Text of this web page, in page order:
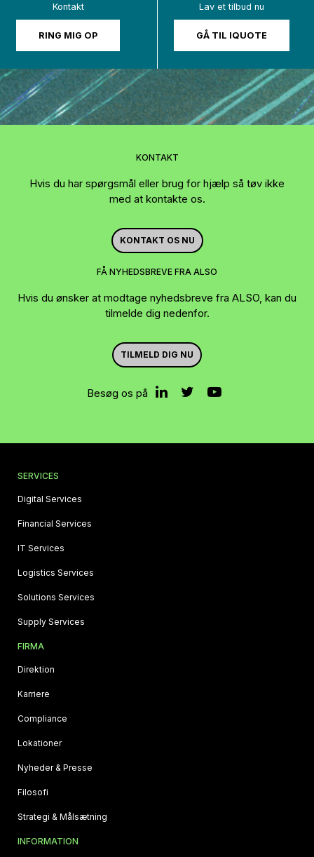
Kontakt
RING MIG OP
Lav et tilbud nu
GÅ TIL IQUOTE
KONTAKT
Hvis du har spørgsmål eller brug for hjælp så tøv ikke
med at kontakte os.
KONTAKT OS NU
FÅ NYHEDSBREVE FRA ALSO
Hvis du ønsker at modtage nyhedsbreve fra ALSO, kan du
tilmelde dig nedenfor.
TILMELD DIG NU
Besøg os på
SERVICES
Digital Services
Financial Services
IT Services
Logistics Services
Solutions Services
Supply Services
FIRMA
Direktion
Karriere
Compliance
Lokationer
Nyheder & Presse
Filosofi
Strategi & Målsætning
INFORMATION